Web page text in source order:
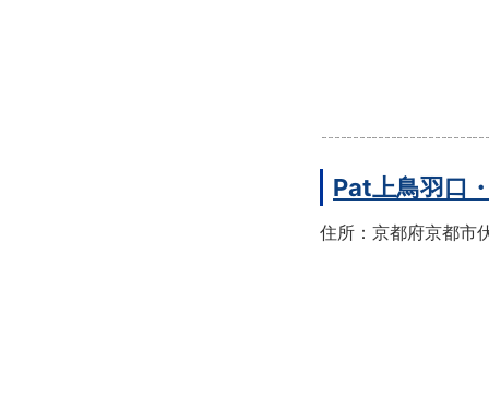
Pat上鳥羽口
住所：京都府京都市